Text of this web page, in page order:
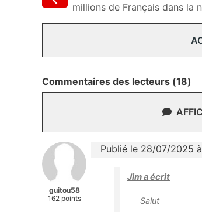
millions de Français dans la
Commentaires des lecteurs (18)
guitou58
162 points
Publié le 28/07/2025
Jim a écrit
Salut